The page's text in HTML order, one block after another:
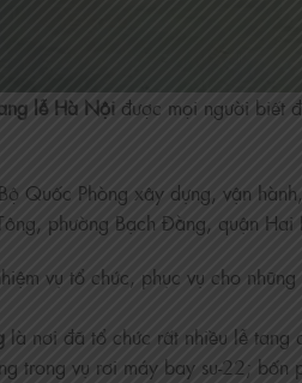
lễ Hà Nội được mọi người biết
Quốc Phòng xây dựng, vận
phường Bạch Đằng, quận Hai
vụ tổ chức, phục vụ cho
là nơi đã tổ chức rất nhiều lễ
trong vụ rơi máy bay su-22; bốn